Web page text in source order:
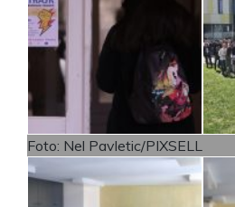
Foto: Nel Pavletic/PIXSELL